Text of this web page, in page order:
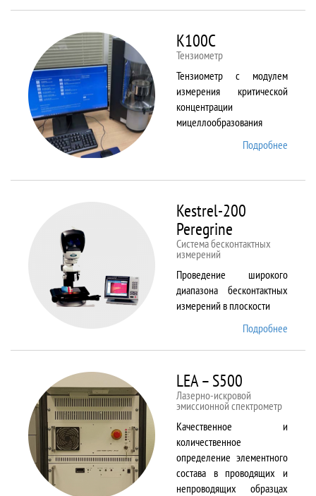
K100C
Тензиометр
Тензиометр с модулем
измерения критической
концентрации
мицеллообразования
Подробнее
Kestrel-200
Peregrine
Система бесконтактных
измерений
Проведение широкого
диапазона бесконтактных
измерений в плоскости
Подробнее
LEA – S500
Лазерно-искровой
эмиссионной спектрометр
Качественное и
количественное
определение элементного
состава в проводящих и
непроводящих образцах